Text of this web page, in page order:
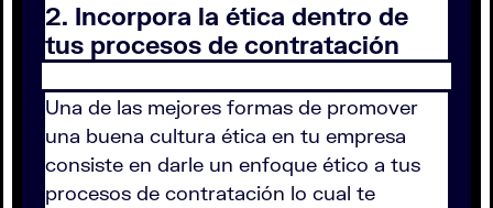
2. Incorpora la ética dentro de
tus procesos de contratación
Una de las mejores formas de promover
una buena cultura ética en tu empresa
consiste en darle un enfoque ético a tus
procesos de contratación lo cual te